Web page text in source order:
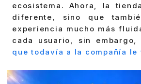
ecosistema. Ahora, la
diferente, sino que
experiencia mucho más
cada usuario, sin embargo,
que todavía a la compañía le